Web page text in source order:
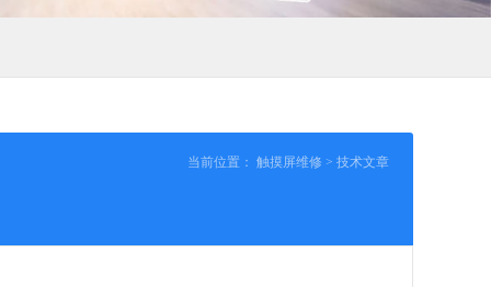
当前位置： 触摸屏维修 > 技术文章